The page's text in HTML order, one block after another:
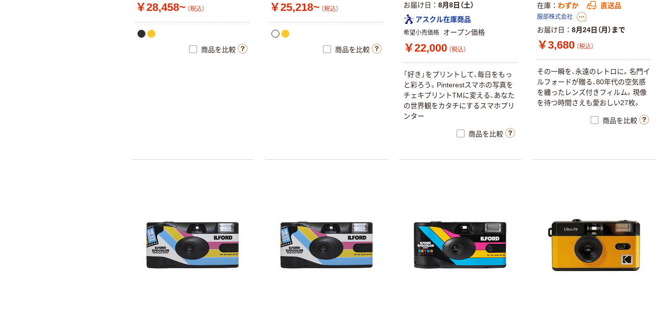
￥28,458~ （税込）
商品を比較
￥25,218~ （税込）
商品を比較
お届け日
8月8日（土）
アスクル在庫商品
希望小売価格 オープン価格
￥22,000 （税込）
「好き」をプリントして、毎日をもっ
と彩ろう。Pinterestスマホの写真を
チェキプリントTMに変える、あなた
の世界観をカタチにするスマホプリ
ンター
商品を比較
在庫 わずか 直送品
服部株式会社
お届け日 8月24日（月）まで
￥3,680 （税込）
その一瞬を、永遠のレトロに。名門イ
ルフォードが贈る、80年代の空気感
を纏ったレンズ付きフィルム。現像
を待つ時間さえも愛おしい27枚。
商品を比較